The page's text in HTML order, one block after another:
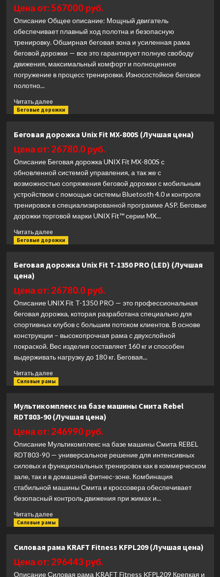
U60
(Лучшая
цена)
Цена от: 567000 руб.
Описание Общее описание: Мощный двигатель
обеспечивает плавный ход полотна и безопасную
тренировку. Обширная беговая зона и усиленная рама
беговой дорожки — все это гарантирует полную свободу
движения, максимальный комфорт и полноценное
погружение в процесс тренировки. Износостойкое беговое
полотно...
Читать далееПрочитать
больше
дорожка
Impulse
(X4-
T
LED)
(Лучшая
цена)
Беговые дорожки
Беговая дорожка Unix Fit MX-800S (Лучшая цена)
Цена от: 26780.0 руб.
Описание Беговая дорожка UNIX Fit MX-800S с
обновленной системой управления, а так же с
возможностью сопряжения беговой дорожки с мобильным
устройством с помощью системы Bluetooth 4.0 и контроля
тренировок в специализированной программе ASP. Беговые
дорожки торговой марки UNIX Fit™ серии MX...
Читать далееПрочитать
больше
дорожка
Fit
MX-
800S
(Лучшая
цена)
Беговые дорожки
Беговая дорожка Unix Fit T-1350 PRO (LED) (Лучшая
цена)
Цена от: 26780.0 руб.
Описание UNIX Fit T-1350 PRO — это профессиональная
беговая дорожка, которая разработана специально для
спортивных клубов с большим потоком клиентов. В основе
конструкции – высокопрочная рама с двухслойной
покраской. Вес изделия составляет 160 кг и способен
выдерживать нагрузку до 180 кг. Беговая...
Читать далееПрочитать
больше
дорожка
Unix
Fit
T-
1350
PRO
(LED)
(Лучшая
Силовые рамы
Мультикомплекс на базе машины Смита Rebel
RDT803-90 (Лучшая цена)
Цена от: 246990 руб.
Описание Мультикомплекс на базе машины Смита REBEL
RDT803-90 — универсальное решение для интенсивных
силовых и функциональных тренировок как в коммерческом
зале, так и в домашней фитнес-зоне. Комбинация
стабильной машины Смита и кроссовера обеспечивает
безопасный контроль движения при жимах и...
Читать далееПрочитать
больше
на
базе
Силовые рамы
Силовая рама KRAFT Fitness KFPL209 (Лучшая цена)
Цена от: 296443 руб.
Описание Силовая рама KRAFT Fitness KFPL209 Крепкая и